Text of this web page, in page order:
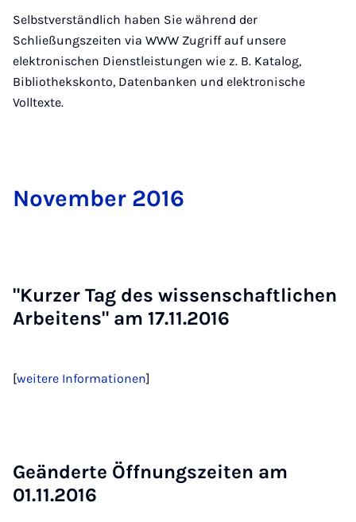
Selbstverständlich haben Sie während der
Schließungszeiten via WWW Zugriff auf unsere
elektronischen Dienstleistungen wie z. B. Katalog,
Bibliothekskonto, Datenbanken und elektronische
Volltexte.
No­vem­ber 2016
"Kur­z­er Tag des wis­sen­schaft­li­chen
Ar­bei­tens" am 17.11.2016
[weitere Informationen]
Ge­än­der­te Öff­nungs­zei­ten am
01.11.2016